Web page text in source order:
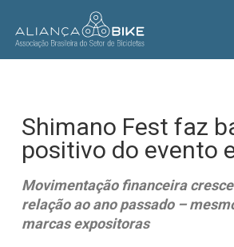
main
Shimano Fest faz
positivo do evento
Movimentação financeira
relação ao ano passado –
marcas expositoras